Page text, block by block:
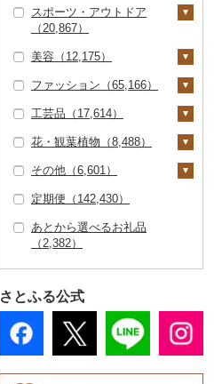
食用油（2,423）
えごま油（473）
オリーブオイル（83
4）
ごま油（335）
その他食用油（933）
はちみつ（8,477）
ドレッシング（2,33
0）
その他調味料（10,10
0）
みりん（128）
ケチャップ（158）
こしょう（72）
その他調味料（8,93
2）
（1,320）
メラ（1,555）
美容・健康家電（1,04
JTBふるさと旅行券
（紙券）（53）
その他旅行券（488）
食事券（5,967）
用券（1,051）
水族館（84）
動物園（40）
釣り（407）
ダイビング（216）
スキーチケット・リフ
ゴルフプレー券（2,86
GDOふるさとゴルフ
プレークーポン（1,45
2）
その他のゴルフプレー
花火大会チケット（3
44）
カタログギフト（16
4）
その他体験・チケット
家具・インテリア（3
6,216）
タンス（1,783）
机・テーブル（4,18
（7,203）
その他家具・インテリ
ア（23,817）
寝具（18,248）
布団（5,993）
枕（2,330）
毛布（2,154）
タオルケット（852）
その他寝具（7,508）
タオル（6,068）
泉州タオル（2,748）
その他タオル（3,29
文房具・印鑑（4,83
40）
印鑑（630）
0）
タンブラー（1,050）
スプーン・フォーク・
ナイフ（766）
皿・椀（7,290）
6）
包丁（1,679）
鍋（1,667）
まな板（827）
土鍋（173）
その他キッチン用品
日用品（14,890）
トイレットペーパー
（2,071）
ティッシュ（806）
3）
本・CD・DVD（30
1）
おもちゃ・ぬいぐるみ
（3,240）
ご当地キャラクター
スポーツ・アウトドア
（20,867）
ゴルフ（6,837）
ゴルフボール（1,53
9）
ゴルフウェア（58）
その他ゴルフ（2,23
釣り（2,036）
サイクリング（475）
アウトドア・キャンプ
4）
ウェア・ユニフォーム
（237）
9）
美容（12,175）
スキンケア（4,257）
化粧水・乳液・美容液
609）
シャンプー・リンス
（1,593）
入浴剤（1,234）
アロマ（698）
その他美容（3,544）
ファッション（65,166）
鞄・バッグ（8,658）
トートバッグ・ショル
ツケース（163）
その他鞄・バッグ（3,
885）
洋服（16,948）
女性・レディース（6,
7）
その他洋服（4,361）
和服（943）
靴・履物（8,110）
靴・シューズ（5,91
4）
スリッパ・下駄・草履
（1,374）
その他靴・履物（1,95
アクセサリー（16,46
8）
ペンダント・ネックレ
ス（4,911）
ピアス・イヤリング
（4,129）
7）
その他服飾小物（15,0
46）
財布（3,273）
ショール・ストール
工芸品（17,614）
織物（859）
本場奄美大島紬（5
陶器・漆器（7,693）
信楽焼（776）
唐津焼（57）
村上木彫堆朱（33）
その他陶器・漆器（5,
610）
その他装飾品・工芸品
数珠（242）
工芸品（7,380）
播州そろばん（9）
美濃和紙（6）
民芸品（1,026）
花・観葉植物（8,488）
観葉植物・苗木（2,28
胡蝶蘭（241）
造花・プリザーブドフ
ラワー（1,607）
その他花（3,652）
盆栽・その他（854）
その他（6,601）
地域サービス（2,45
その他（4,275）
定期便（142,430）
あとから選べるお礼品
（2,382）
さとふる公式